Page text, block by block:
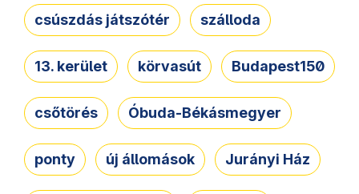
csúszdás játszótér szálloda
13. kerület körvasút Budapest150
csőtörés Óbuda-Békásmegyer
ponty új állomások Jurányi Ház